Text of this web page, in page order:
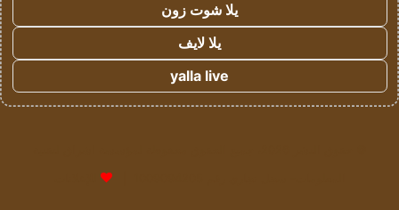
يلا شوت زون
يلا لايف
yalla live